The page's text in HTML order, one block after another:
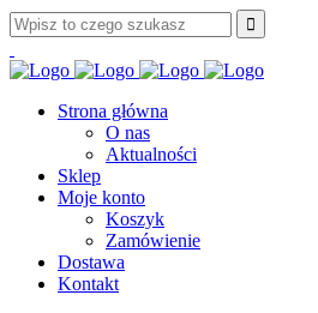
Strona główna
O nas
Aktualności
Sklep
Moje konto
Koszyk
Zamówienie
Dostawa
Kontakt